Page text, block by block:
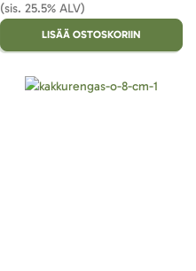
(sis. 25.5% ALV)
LISÄÄ OSTOSKORIIN